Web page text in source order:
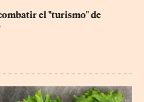
el "turismo" de